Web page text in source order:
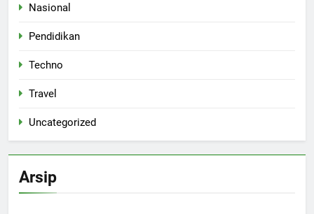
Nasional
Pendidikan
Techno
Travel
Uncategorized
Arsip